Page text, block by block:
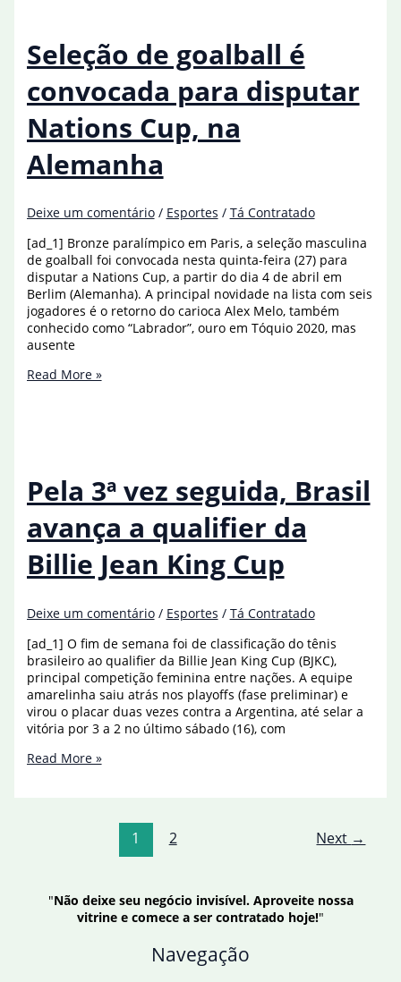
Billie
Jean
King
Cup
Seleção de goalball é
convocada para disputar
Nations Cup, na
Alemanha
Deixe um comentário / Esportes / Tá Contratado
[ad_1] Bronze paralímpico em Paris, a seleção masculina
de goalball foi convocada nesta quinta-feira (27) para
disputar a Nations Cup, a partir do dia 4 de abril em
Berlim (Alemanha). A principal novidade na lista com seis
jogadores é o retorno do carioca Alex Melo, também
conhecido como “Labrador”, ouro em Tóquio 2020, mas
ausente
Seleção
Nations
Cup,
na
Alemanha
Read More »
Pela 3ª vez seguida, Brasil
avança a qualifier da
Billie Jean King Cup
Deixe um comentário / Esportes / Tá Contratado
[ad_1] O fim de semana foi de classificação do tênis
brasileiro ao qualifier da Billie Jean King Cup (BJKC),
principal competição feminina entre nações. A equipe
amarelinha saiu atrás nos playoffs (fase preliminar) e
virou o placar duas vezes contra a Argentina, até selar a
vitória por 3 a 2 no último sábado (16), com
Pela
Billie
Read More »
1 2 Next →
"Não deixe seu negócio invisível. Aproveite nossa
vitrine e comece a ser contratado hoje!"
Navegação